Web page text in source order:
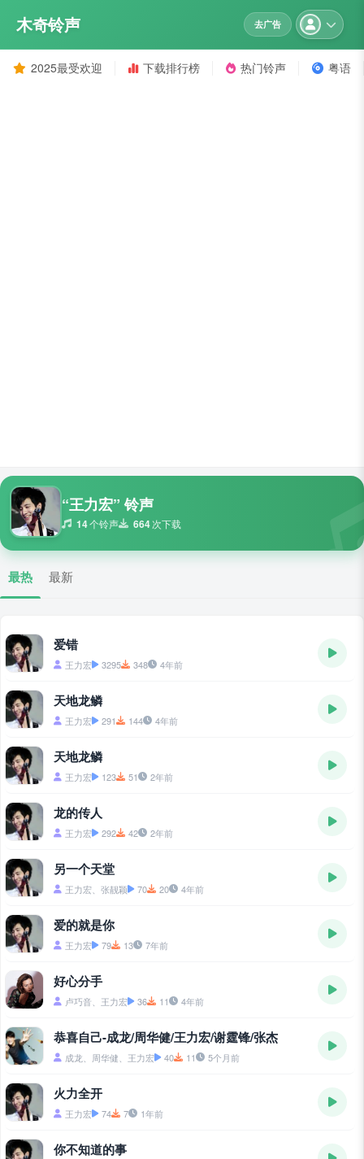
木奇铃声 去广告
2025最受欢迎 下载排行榜 热门铃声 粤语
“王力宏” 铃声
14个铃声 664次下载
最热 最新
爱错
王力宏 3295 348 4年前
天地龙鳞
王力宏 291 144 4年前
天地龙鳞
王力宏 123 51 2年前
龙的传人
王力宏 292 42 2年前
另一个天堂
王力宏、张靓颖 70 20 4年前
爱的就是你
王力宏 79 13 7年前
好心分手
卢巧音、王力宏 36 11 4年前
恭喜自己-成龙/周华健/王力宏/谢霆锋/张杰
成龙、周华健、王力宏 40 11 5个月前
火力全开
王力宏 74 7 1年前
你不知道的事